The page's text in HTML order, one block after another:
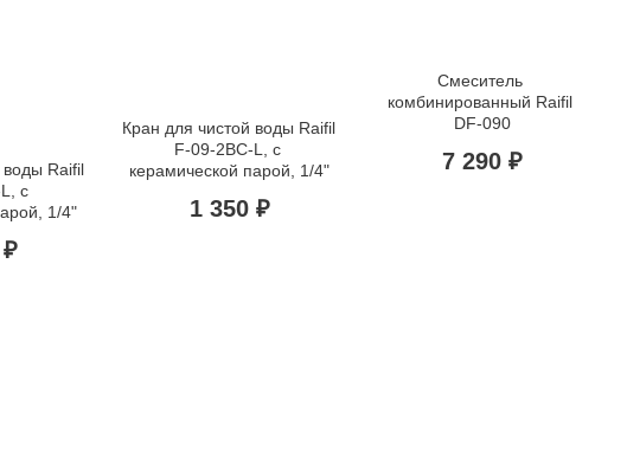
воды Raifil
с
1/4"
₽
Кран для чистой воды Raifil
F-09-2BC-L, с
керамической парой, 1/4"
1 350 ₽
Смеситель
комбинированный Raifil
DF-090
7 290 ₽